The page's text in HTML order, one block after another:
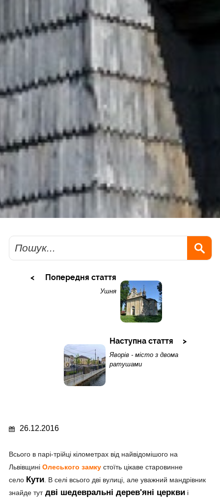
Пошук
Попередня стаття
Ушня
Наступна стаття
Яворів - місто з двома
ратушами
26.12.2016
Всього в парі-трійці кілометрах від найвідомішого на
Львівщині Олеського замку стоїть цікаве старовинне
село Кути. В селі всього дві вулиці, але уважний мандрівник
знайде тутдві шедевральні дерев'яні церкви і